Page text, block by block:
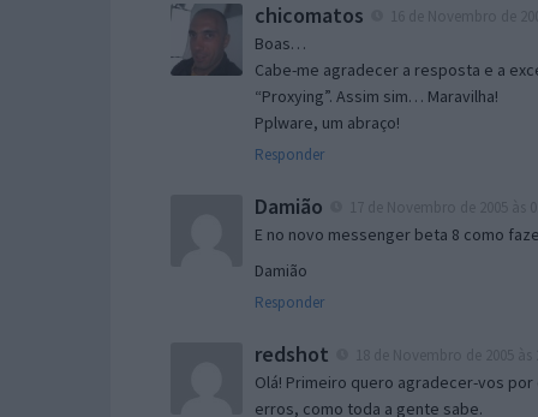
chicomatos
Boas…
Cabe-me agradecer a resposta e a
“Proxying”. Assim sim… Maravilha!
Pplware, um abraço!
Responder
Damião
E no novo messenger beta 8 como
Damião
Responder
redshot
Olá! Primeiro quero agradecer-vos
erros, como toda a gente sabe.